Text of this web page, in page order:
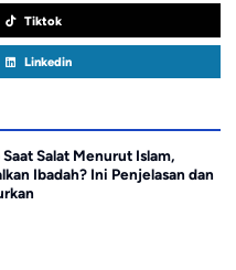
Tiktok
Linkedin
Salat Menurut Islam,
Ibadah? Ini Penjelasan dan